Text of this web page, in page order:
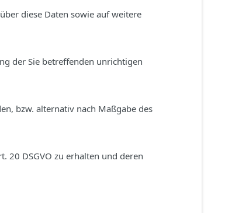
diese Daten sowie auf weitere
der Sie betreffenden unrichtigen
bzw. alternativ nach Maßgabe des
20 DSGVO zu erhalten und deren